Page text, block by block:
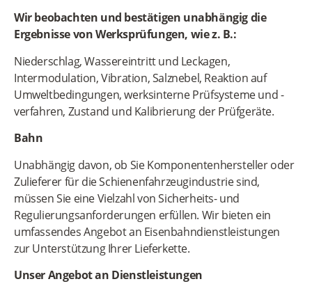
Wir beobachten und bestätigen unabhängig die
Ergebnisse von Werksprüfungen, wie z. B.:
Niederschlag, Wassereintritt und Leckagen,
Intermodulation, Vibration, Salznebel, Reaktion auf
Umweltbedingungen, werksinterne Prüfsysteme und -
verfahren, Zustand und Kalibrierung der Prüfgeräte.
Bahn
Unabhängig davon, ob Sie Komponentenhersteller oder
Zulieferer für die Schienenfahrzeugindustrie sind,
müssen Sie eine Vielzahl von Sicherheits- und
Regulierungsanforderungen erfüllen. Wir bieten ein
umfassendes Angebot an Eisenbahndienstleistungen
zur Unterstützung Ihrer Lieferkette.
Unser Angebot an Dienstleistungen